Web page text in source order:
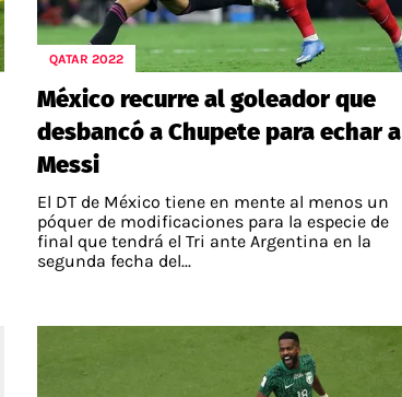
QATAR 2022
México recurre al goleador que
desbancó a Chupete para echar a
Messi
El DT de México tiene en mente al menos un
póquer de modificaciones para la especie de
final que tendrá el Tri ante Argentina en la
segunda fecha del...